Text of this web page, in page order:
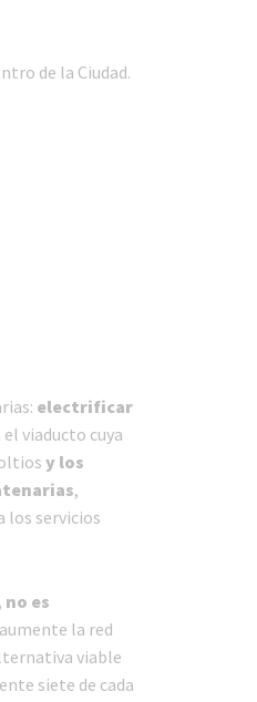
de la Ciudad.
electrificar
viaducto cuya
y los
,
los servicios
es
la red
viable
siete de cada